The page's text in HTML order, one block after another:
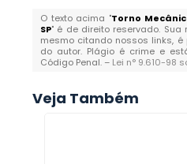
O texto acima "Torno
SP" é de direito reservado.
mesmo citando nossos links,
do autor. Plágio é crime e
Código Penal. – Lei n° 9.610-98
Veja Também